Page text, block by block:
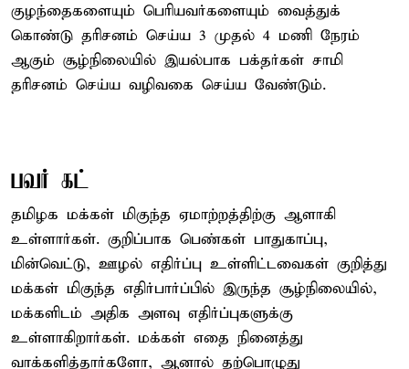
குழந்தைகளையும் பெரியவர்களையும் வைத்துக்
கொண்டு தரிசனம் செய்ய 3 முதல் 4 மணி நேரம்
ஆகும் சூழ்நிலையில் இயல்பாக பக்தர்கள் சாமி
தரிசனம் செய்ய வழிவகை செய்ய வேண்டும்.
பவர் கட்
தமிழக மக்கள் மிகுந்த ஏமாற்றத்திற்கு ஆளாகி
உள்ளார்கள். குறிப்பாக பெண்கள் பாதுகாப்பு,
மின்வெட்டு, ஊழல் எதிர்ப்பு உள்ளிட்டவைகள் குறித்து
மக்கள் மிகுந்த எதிர்பார்ப்பில் இருந்த சூழ்நிலையில்,
மக்களிடம் அதிக அளவு எதிர்ப்புகளுக்கு
உள்ளாகிறார்கள். மக்கள் எதை நினைத்து
வாக்களித்தார்களோ, ஆனால் தற்பொழுது